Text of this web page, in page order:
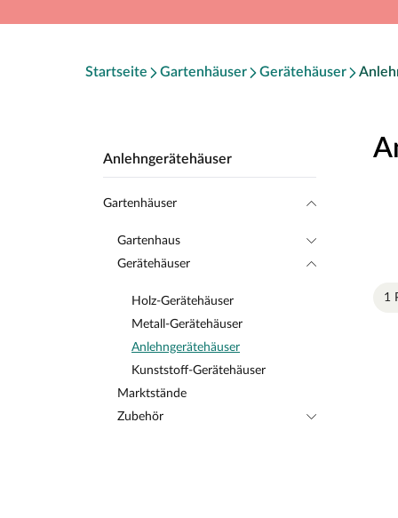
Startseite Gartenhäuser Gerätehäuser
Anlehngerätehäuser
Gartenhäuser
Gartenhaus
Gerätehäuser
Holz-Gerätehäuser
Metall-Gerätehäuser
Anlehngerätehäuser
Kunststoff-Gerätehäuser
Marktstände
Zubehör
1